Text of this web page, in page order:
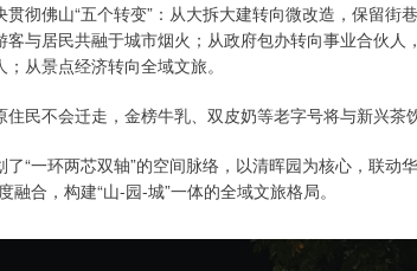
彻佛山“五个转变”：从大拆大建转向微改造，保留街
与居民共融于城市烟火；从政府包办转向事业合伙
从景点经济转向全域文旅。
民不会迁走，金榜牛乳、双皮奶等老字号将与新兴茶
“一环两芯双轴”的空间脉络，以清晖园为核心，联动
融合，构建“山-园-城”一体的全域文旅格局。